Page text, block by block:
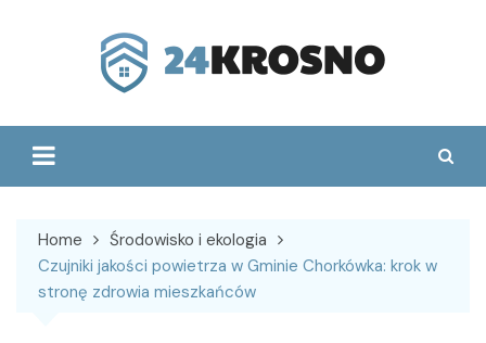
Home
Środowisko i ekologia
Czujniki jakości powietrza w Gminie Chorkówka: krok w
stronę zdrowia mieszkańców